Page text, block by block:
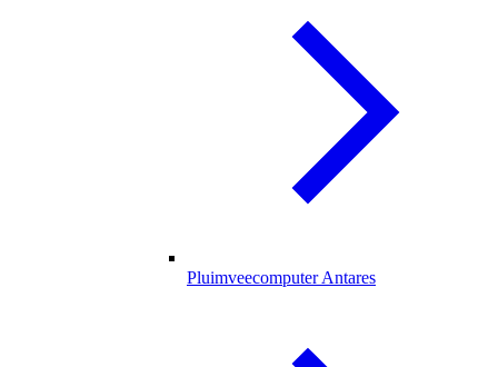
Pluimveecomputer Antares